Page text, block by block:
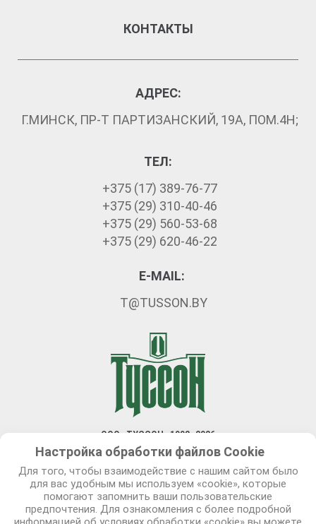
ООО «ТУССОН» 1992–2026
Разработка сайта — Новый сайт
Политика в отношении обработки персональных данных
Политика видеонаблюдения
Правила оказания платежных услуг
Настройка обработки файлов Сookie
Для того, чтобы взаимодействие с нашим сайтом было
для вас удобным мы используем «cookie», которые
помогают запомнить ваши пользовательские
предпочтения. Для ознакомления с более подробной
КОНТАКТЫ
АДРЕС:
Г.МИНСК, ПР-Т ПАРТИЗАНСКИЙ, 19А, ПОМ.4Н;
ТЕЛ:
+375 (17) 389-76-77
+375 (29) 310-40-46
+375 (29) 560-53-68
+375 (29) 620-46-22
E-MAIL:
T@TUSSON.BY